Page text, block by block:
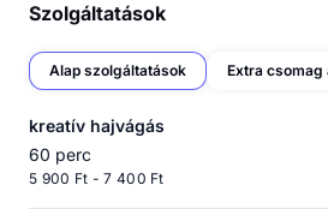
Szolgáltatások
Alap szolgáltatások Extra csomag
kreatív hajvágás
60 perc
5 900 Ft - 7 400 Ft